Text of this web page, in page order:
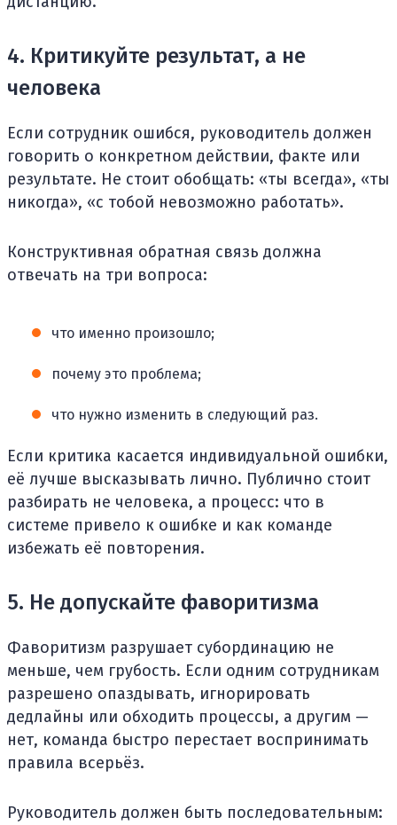
4. Критикуйте результат, а не
человека
Если сотрудник ошибся, руководитель должен
говорить о конкретном действии, факте или
результате. Не стоит обобщать: «ты всегда», «ты
никогда», «с тобой невозможно работать».
Конструктивная обратная связь должна
отвечать на три вопроса:
что именно произошло;
почему это проблема;
что нужно изменить в следующий раз.
Если критика касается индивидуальной ошибки,
её лучше высказывать лично. Публично стоит
разбирать не человека, а процесс: что в
системе привело к ошибке и как команде
избежать её повторения.
5. Не допускайте фаворитизма
Фаворитизм разрушает субординацию не
меньше, чем грубость. Если одним сотрудникам
разрешено опаздывать, игнорировать
дедлайны или обходить процессы, а другим —
нет, команда быстро перестает воспринимать
правила всерьёз.
Руководитель должен быть последовательным: